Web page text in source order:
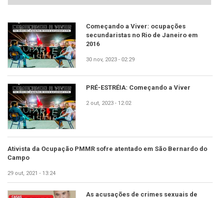
Começando a Viver: ocupações
secundaristas no Rio de Janeiro em
2016
30 nov, 2023 - 02:29
PRÉ-ESTRÉIA: Começando a Viver
2 out, 2023 - 12:02
Ativista da Ocupação PMMR sofre atentado em São Bernardo do
Campo
29 out, 2021 - 13:24
As acusações de crimes sexuais de